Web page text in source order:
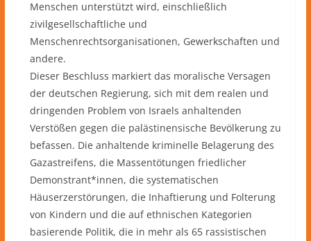
Menschen unterstützt wird, einschließlich
zivilgesellschaftliche und
Menschenrechtsorganisationen, Gewerkschaften und
andere.
Dieser Beschluss markiert das moralische Versagen
der deutschen Regierung, sich mit dem realen und
dringenden Problem von Israels anhaltenden
Verstößen gegen die palästinensische Bevölkerung zu
befassen. Die anhaltende kriminelle Belagerung des
Gazastreifens, die Massentötungen friedlicher
Demonstrant*innen, die systematischen
Häuserzerstörungen, die Inhaftierung und Folterung
von Kindern und die auf ethnischen Kategorien
basierende Politik, die in mehr als 65 rassistischen